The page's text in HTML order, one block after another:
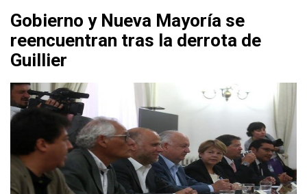
Gobierno y Nueva Mayoría se
reencuentran tras la derrota de
Guillier